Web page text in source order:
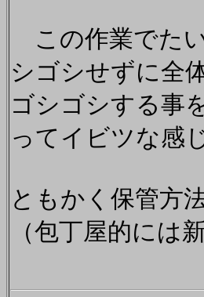
この作業でた
シゴシせずに全
ゴシゴシする事
ってイビツな感
ともかく保管方
（包丁屋的には